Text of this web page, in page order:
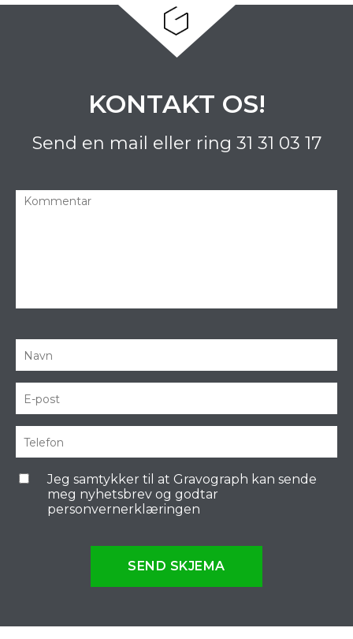
KONTAKT OS!
Send en mail eller ring 31 31 03 17
Jeg samtykker til at Gravograph kan sende
meg nyhetsbrev og godtar
personvernerklæringen
SEND SKJEMA